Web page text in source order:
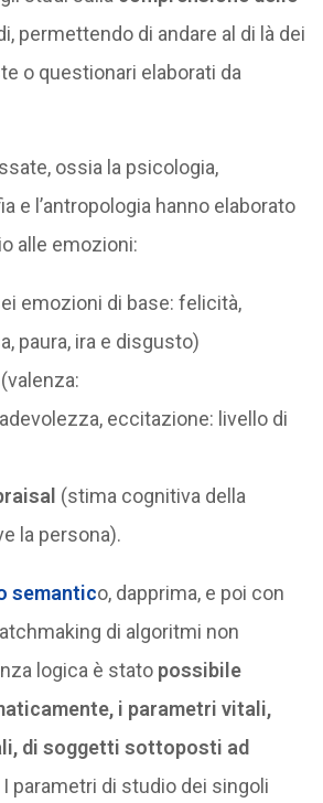
permettendo di andare al di là dei
o questionari elaborati da
ossia la psicologia,
e l’antropologia hanno elaborato
alle emozioni:
emozioni di base: felicità,
paura, ira e disgusto)
eccitazione: livello di
(stima cognitiva della
la persona).
semantico, dapprima, e poi con
di algoritmi non
logica è stato possibile
i parametri vitali,
di soggetti sottoposti ad
I parametri di studio dei singoli